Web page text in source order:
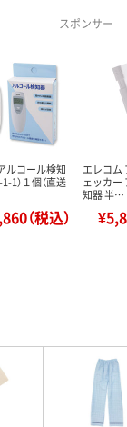
スポンサー
コール検知
1）１個（直送
（税込）
エレコム
ェッカー
知器 半…